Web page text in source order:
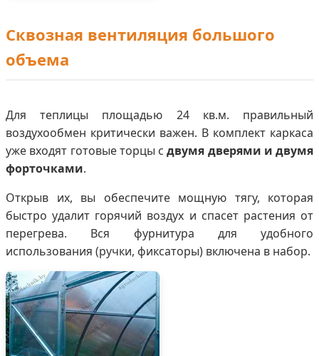
Сквозная вентиляция большого
объема
Для теплицы площадью 24 кв.м. правильный
воздухообмен критически важен. В комплект каркаса
уже входят готовые торцы сдвумя дверями и двумя
форточками.
Открыв их, вы обеспечите мощную тягу, которая
быстро удалит горячий воздух и спасет растения от
перегрева. Вся фурнитура для удобного
использования (ручки, фиксаторы) включена в набор.